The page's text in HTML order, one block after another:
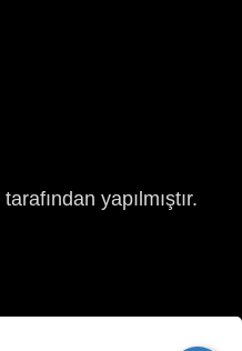
tarafından yapılmıştır.